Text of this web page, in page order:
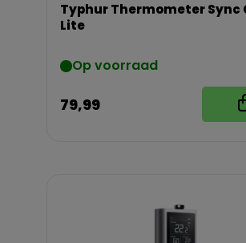
Typhur Thermometer Sync
Lite
Op voorraad
79,99